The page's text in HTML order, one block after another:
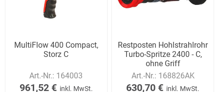
MultiFlow 400 Compact,
Storz C
Art.-Nr.: 164003
961,52 € inkl. MwSt.
Restposten Hohlstrahlrohr
Turbo-Spritze 2400 - C,
ohne Griff
Art.-Nr.: 168826AK
630,70 € inkl. MwSt.